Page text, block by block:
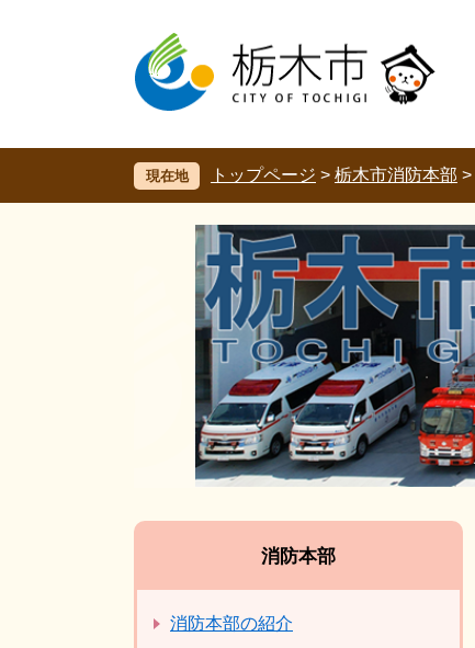
で
ば
現在地 トップページ > 栃木市消防本部 >
消防本部
消防本部の紹介